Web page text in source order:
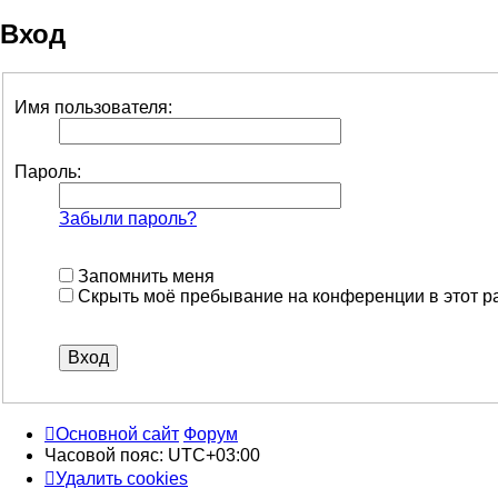
Вход
Имя пользователя:
Пароль:
Забыли пароль?
Запомнить меня
Скрыть моё пребывание на конференции в этот
Основной сайт Форум
Часовой пояс: UTC+03:00
Удалить cookies